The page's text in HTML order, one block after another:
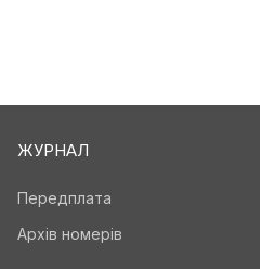
ЖУРНАЛ
Передплата
Архів номерів